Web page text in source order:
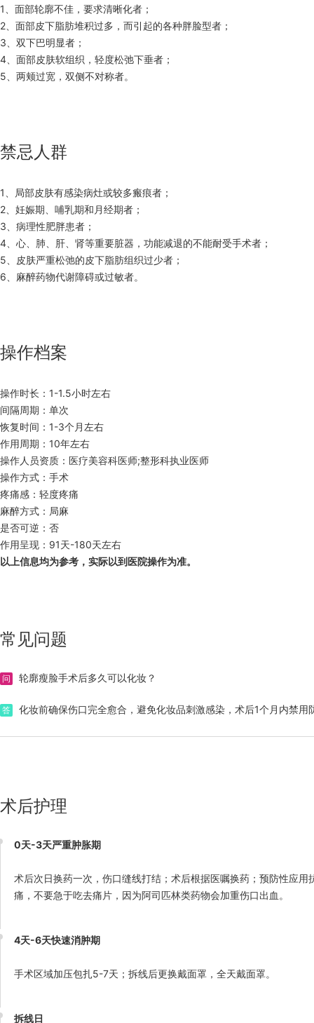
1、面部轮廓不佳，要求清晰化者；
2、面部皮下脂肪堆积过多，而引起的各种胖脸型者；
3、双下巴明显者；
4、面部皮肤软组织，轻度松弛下垂者；
5、两颊过宽，双侧不对称者。
禁忌人群
1、局部皮肤有感染病灶或较多瘢痕者；
2、妊娠期、哺乳期和月经期者；
3、病理性肥胖患者；
4、心、肺、肝、肾等重要脏器，功能减退的不能耐受手术者；
5、皮肤严重松弛的皮下脂肪组织过少者；
6、麻醉药物代谢障碍或过敏者。
操作档案
操作时长：1-1.5小时左右
间隔周期：单次
恢复时间：1-3个月左右
作用周期：10年左右
操作人员资质：医疗美容科医师;整形科执业医师
操作方式：手术
疼痛感：轻度疼痛
麻醉方式：局麻
是否可逆：否
作用呈现：91天-180天左右
以上信息均为参考，实际以到医院操作为准。
常见问题
问 轮廓瘦脸手术后多久可以化妆？
答 化妆前确保伤口完全愈合，避免化妆品刺激感染，术后1个月内禁用
术后护理
0天-3天严重肿胀期
术后次日换药一次，伤口缝线打结；术后根据医嘱换药；预防性应
痛，不要急于吃去痛片，因为阿司匹林类药物会加重伤口出血。
4天-6天快速消肿期
手术区域加压包扎5-7天；拆线后更换戴面罩，全天戴面罩。
拆线日